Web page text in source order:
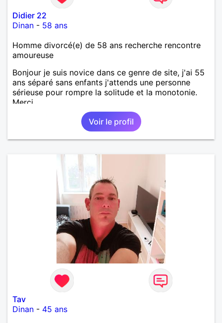
Didier 22
Dinan - 58 ans
Homme divorcé(e) de 58 ans recherche rencontre
amoureuse
Bonjour je suis novice dans ce genre de site, j'ai 55
ans séparé sans enfants j'attends une personne
sérieuse pour rompre la solitude et la monotonie.
Merci.
Voir le profil
Tav
Dinan - 45 ans